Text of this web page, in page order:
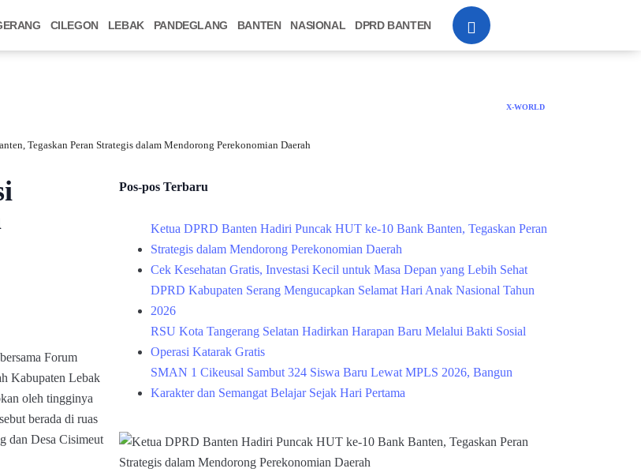
CILEGON LEBAK PANDEGLANG BANTEN NASIONAL DPRD BANTEN
X-WORLD
Tegaskan Peran Strategis dalam Mendorong Perekonomian Daerah
Forum
Kabupaten Lebak
oleh tingginya
berada di ruas
dan Desa Cisimeut
Pos-pos Terbaru
Ketua DPRD Banten Hadiri Puncak HUT ke-10 Bank Banten, Tegaskan Peran
Strategis dalam Mendorong Perekonomian Daerah
Cek Kesehatan Gratis, Investasi Kecil untuk Masa Depan yang Lebih Sehat
DPRD Kabupaten Serang Mengucapkan Selamat Hari Anak Nasional Tahun
2026
RSU Kota Tangerang Selatan Hadirkan Harapan Baru Melalui Bakti Sosial
Operasi Katarak Gratis
SMAN 1 Cikeusal Sambut 324 Siswa Baru Lewat MPLS 2026, Bangun
Karakter dan Semangat Belajar Sejak Hari Pertama